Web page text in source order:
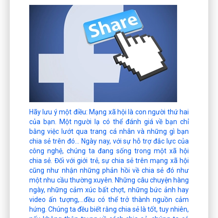
Hãy lưu ý một điều: Mạng xã hội là con người thứ hai
của bạn. Một người lạ có thể đánh giá về bạn chỉ
bằng việc lướt qua trang cá nhân và những gì bạn
chia sẻ trên đó... Ngày nay, với sự hỗ trợ đắc lực của
công nghệ, chúng ta đang sống trong một xã hội
chia sẻ. Đối với giới trẻ, sự chia sẻ trên mạng xã hội
cũng như nhận những phản hồi về chia sẻ đó như
một nhu cầu thường xuyên. Những câu chuyện hàng
ngày, những cảm xúc bất chợt, những bức ảnh hay
video ấn tượng,…đều có thể trở thành nguồn cảm
hứng. Chúng ta đều biết rằng chia sẻ là tốt, tuy nhiên,